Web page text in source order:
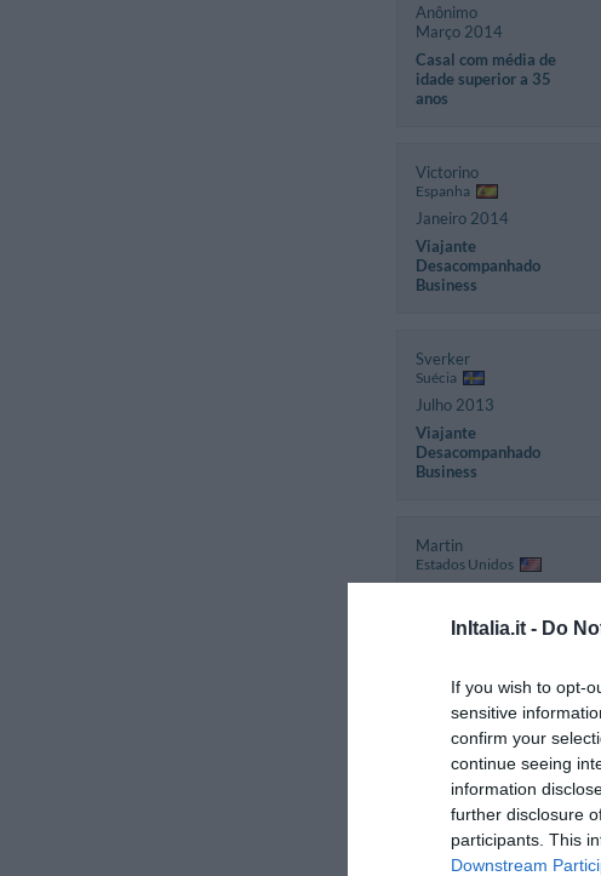
InItalia.it - Do
If you wish to opt-
sensitive
confirm your
continue seeing
information
further disclosure
participants. This
Downstream
Anônimo
Março 2014
Casal com média de
idade superior a 35
anos
Victorino
Espanha
Janeiro 2014
Viajante
Desacompanhado
Business
Sverker
Suécia
Julho 2013
Viajante
Desacompanhado
Business
Martin
Estados Unidos
Viajante
Desacompanhado
Claudia
Novembro 2011
Viajante
Desacompanhado
Business